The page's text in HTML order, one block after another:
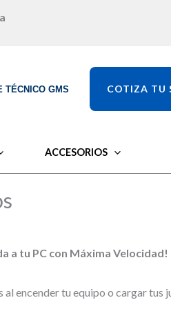
TÉCNICO GMS COTIZA TU
ACCESORIOS
a tu PC con Máxima Velocidad!
al encender tu equipo o cargar tus